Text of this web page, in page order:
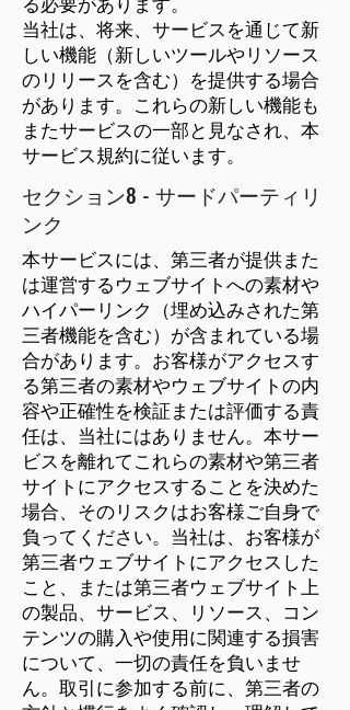
る必要があります。
当社は、将来、サービスを通じて新
しい機能（新しいツールやリソース
のリリースを含む）を提供する場合
があります。これらの新しい機能も
またサービスの一部と見なされ、本
サービス規約に従います。
セクション8 - サードパーティリ
ンク
本サービスには、第三者が提供また
は運営するウェブサイトへの素材や
ハイパーリンク（埋め込みされた第
三者機能を含む）が含まれている場
合があります。お客様がアクセスす
る第三者の素材やウェブサイトの内
容や正確性を検証または評価する責
任は、当社にはありません。本サー
ビスを離れてこれらの素材や第三者
サイトにアクセスすることを決めた
場合、そのリスクはお客様ご自身で
負ってください。当社は、お客様が
第三者ウェブサイトにアクセスした
こと、または第三者ウェブサイト上
の製品、サービス、リソース、コン
テンツの購入や使用に関連する損害
について、一切の責任を負いませ
ん。取引に参加する前に、第三者の